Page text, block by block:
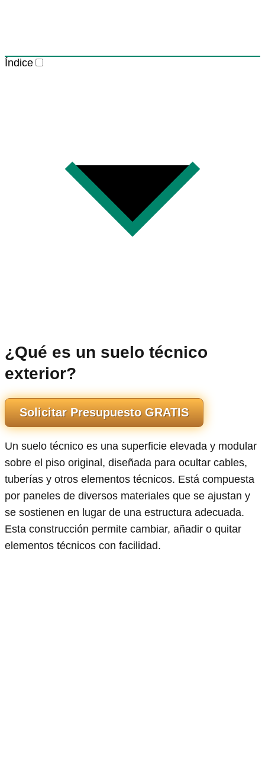
Índice
¿Qué es un suelo técnico
exterior?
Solicitar Presupuesto GRATIS
Un suelo técnico es una superficie elevada y modular
sobre el piso original, diseñada para ocultar cables,
tuberías y otros elementos técnicos. Está compuesta
por paneles de diversos materiales que se ajustan y
se sostienen en lugar de una estructura adecuada.
Esta construcción permite cambiar, añadir o quitar
elementos técnicos con facilidad.